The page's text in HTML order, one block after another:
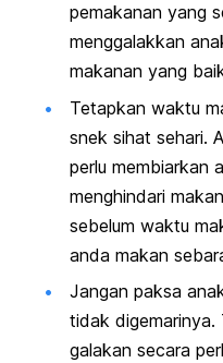
pemakanan yang
menggalakkan
makanan yang
Tetapkan waktu
snek sihat sehari.
perlu membiarkan
menghindari
sebelum waktu
anda makan
Jangan paksa
tidak digemarinya.
galakan secara